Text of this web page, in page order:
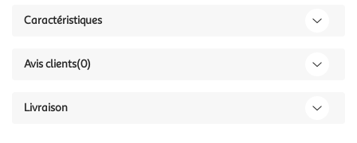
Caractéristiques
Avis clients(0)
Livraison